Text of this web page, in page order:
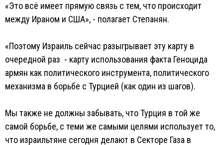
«Это всё имеет прямую связь с тем, что происходит
между Ираном и США», - полагает Степанян.
«Поэтому Израиль сейчас разыгрывает эту карту в
очередной раз - карту использования факта Геноцида
армян как политического инструмента, политического
механизма в борьбе с Турцией (как один из шагов).
Мы также не должны забывать, что Турция в той же
самой борьбе, с теми же самыми целями использует то,
что израильтяне сегодня делают в Секторе Газа в